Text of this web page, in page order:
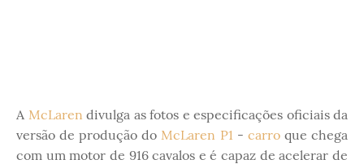
A McLaren divulga as fotos e especificações oficiais da
versão de produção doMcLaren P1- carroque chega
com um motor de 916 cavalos e é capaz de acelerar de